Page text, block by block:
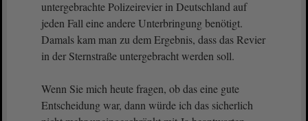
untergebrachte Polizeirevier in Deutschland auf
jeden Fall eine andere Unterbringung benötigt.
Damals kam man zu dem Ergebnis, dass das Revier
in der Sternstraße untergebracht werden soll.
Wenn Sie mich heute fragen, ob das eine gute
Entscheidung war, dann würde ich das sicherlich